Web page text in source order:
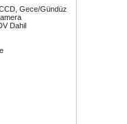
Gece/Gündüz
Dahil